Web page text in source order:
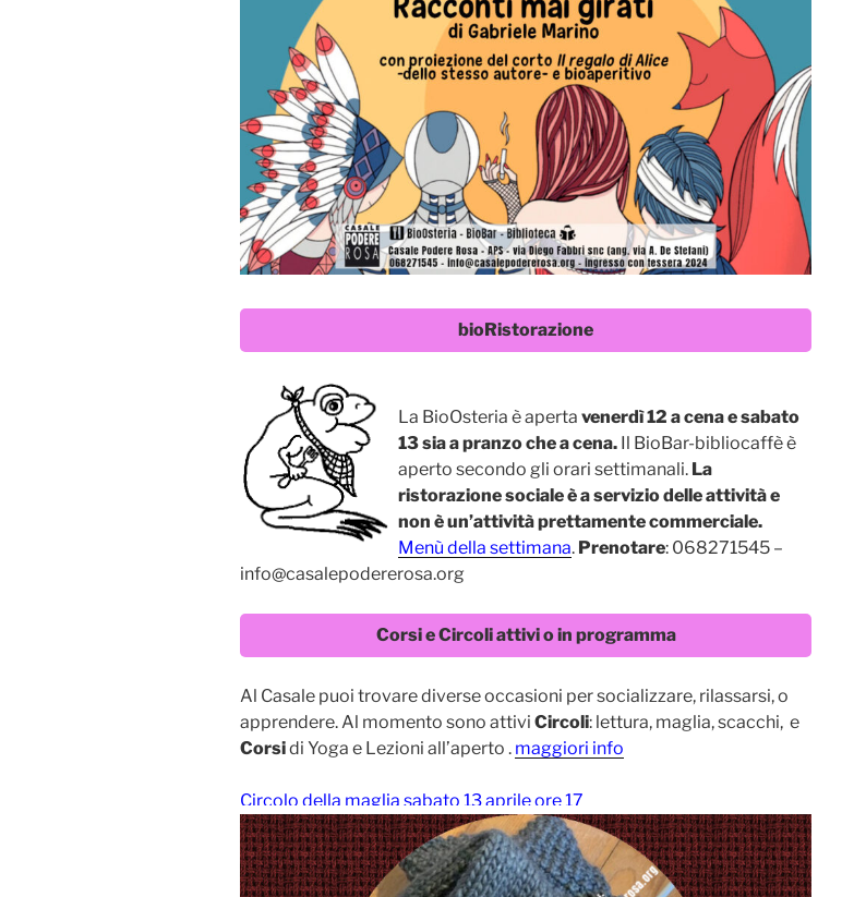
bioRistorazione
La BioOsteria è aperta venerdì 12 a cena e sabato
13 sia a pranzo che a cena. Il BioBar-bibliocaffè è
aperto secondo gli orari settimanali. La
ristorazione sociale è a servizio delle attività e
non è un’attività prettamente commerciale.
Menù della settimana. Prenotare: 068271545 –
info@casalepodererosa.org
Corsi e Circoli attivi o in programma
Al Casale puoi trovare diverse occasioni per socializzare, rilassarsi, o
apprendere. Al momento sono attivi Circoli: lettura, maglia, scacchi, e
Corsidi Yoga e Lezioni all’aperto . maggiori info
Circolo della maglia sabato 13 aprile ore 17